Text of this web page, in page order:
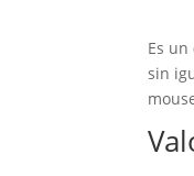
Es un
sin